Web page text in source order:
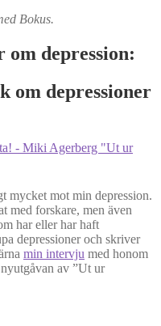
Bokus.
depression:
om depressioner
mycket mot min depression.
med forskare, men även
har eller har haft
depressioner och skriver
min intervju med honom
av ”Ut ur